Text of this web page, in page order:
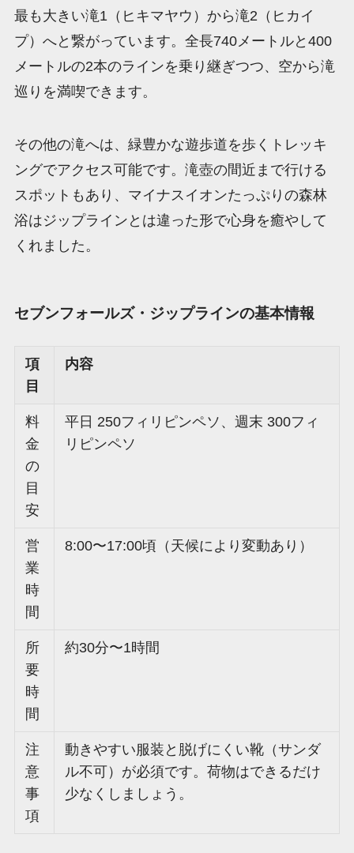
最も大きい滝1（ヒキマヤウ）から滝2（ヒカイ
プ）へと繋がっています。全長740メートルと400
メートルの2本のラインを乗り継ぎつつ、空から滝
巡りを満喫できます。
その他の滝へは、緑豊かな遊歩道を歩くトレッキ
ングでアクセス可能です。滝壺の間近まで行ける
スポットもあり、マイナスイオンたっぷりの森林
浴はジップラインとは違った形で心身を癒やして
くれました。
セブンフォールズ・ジップラインの基本情報
項
目
内容
料
金
の
目
安
平日 250フィリピンペソ、週末 300フィ
リピンペソ
営
業
時
間
8:00〜17:00頃（天候により変動あり）
所
要
時
間
約30分〜1時間
注
意
事
項
動きやすい服装と脱げにくい靴（サンダ
ル不可）が必須です。荷物はできるだけ
少なくしましょう。